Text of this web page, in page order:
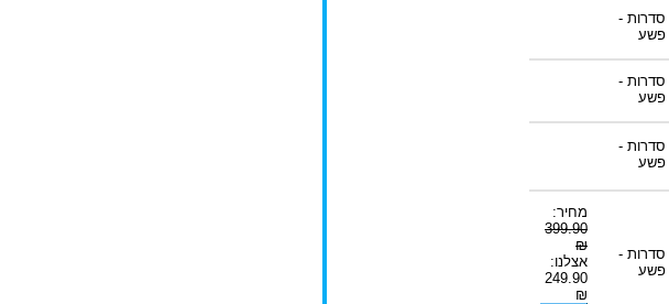
סדרות -
פשע
סדרות -
פשע
סדרות -
פשע
סדרות -
פשע
מחיר:
399.90
₪
אצלנו:
249.90
₪